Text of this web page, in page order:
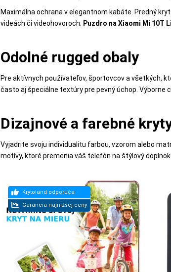
Maximálna ochrana v elegantnom kabáte. Predný
videách či videohovoroch.
Puzdro na Xiaomi Mi 10T
Odolné rugged obaly
Pre aktívnych používateľov, športovcov a všetkých,
často aj špeciálne textúry pre pevný úchop. Výborne
Dizajnové a farebné
Vyjadrite svoju individualitu farbou, vzorom alebo
motívy, ktoré premenia váš telefón na štýlový doplnok.